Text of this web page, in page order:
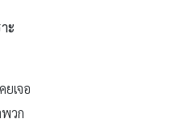
ะ
เจอ
พวก